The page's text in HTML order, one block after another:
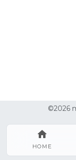
HOME
©2026